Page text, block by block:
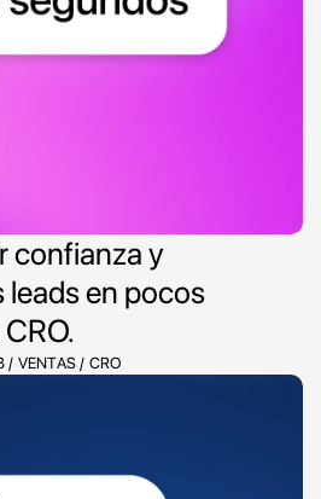
confianza y
en pocos
/ VENTAS / CRO